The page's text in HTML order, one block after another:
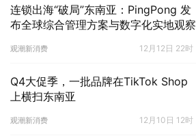
连锁出海“破局”东南亚：PingPong 发
布全球综合管理方案与数字化实地观察
观潮新消费 12月12日 22时
Q4大促季，一批品牌在TikTok Shop
上横扫东南亚
观潮新消费 12月10日 12时